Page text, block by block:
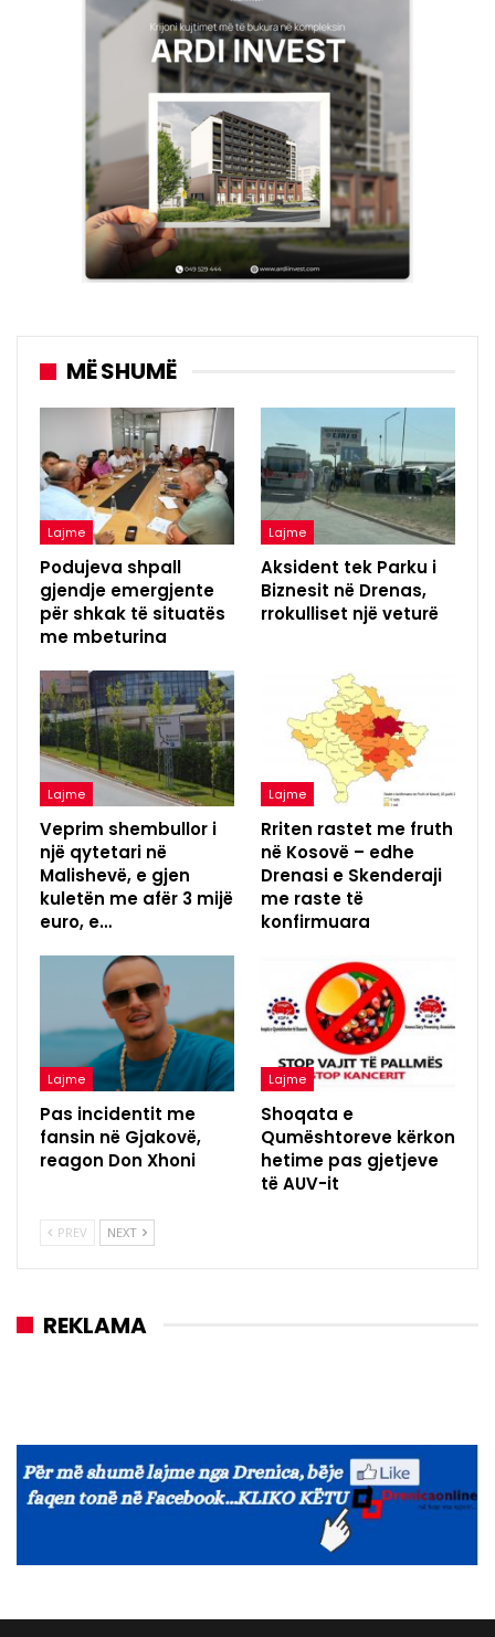
MË SHUMË
Lajme
Podujeva shpall
gjendje emergjente
për shkak të situatës
me mbeturina
Lajme
Aksident tek Parku i
Biznesit në Drenas,
rrokulliset një veturë
Lajme
Veprim shembullor i
një qytetari në
Malishevë, e gjen
kuletën me afër 3 mijë
euro, e…
Lajme
Rriten rastet me fruth
në Kosovë – edhe
Drenasi e Skenderaji
me raste të
konfirmuara
Lajme
Pas incidentit me
fansin në Gjakovë,
reagon Don Xhoni
Lajme
Shoqata e
Qumështoreve kërkon
hetime pas gjetjeve
të AUV-it
PREV NEXT
REKLAMA